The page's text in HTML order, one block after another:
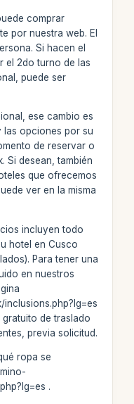
comprar
por nuestra web. El
Si hacen el
el 2do turno de las
puede ser
ese cambio es
las opciones por su
de reservar o
Si desean, también
que ofrecemos
ver en la misma
incluyen todo
hotel en Cusco
Para tener una
en nuestros
de traslado
previa solicitud.
ropa se
.